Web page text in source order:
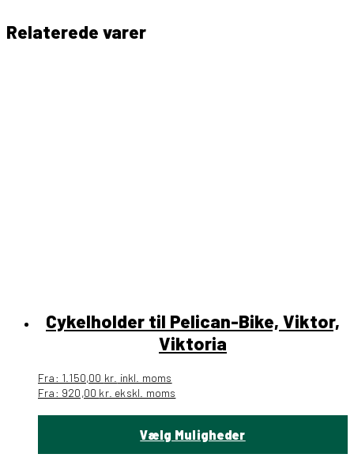
Relaterede varer
Cykelholder til Pelican-Bike, Viktor,
Viktoria
Fra: 1.150,00 kr. inkl. moms
Fra: 920,00 kr. ekskl. moms
Vælg Muligheder